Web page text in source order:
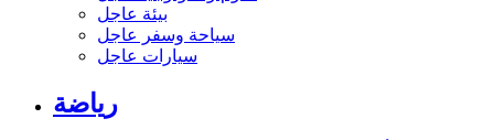
بيئة عاجل
سياحة وسفر عاجل
سيارات عاجل
رياضة